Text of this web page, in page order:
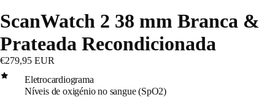
ScanWatch 2 38 mm Branca &
Prateada Recondicionada
€279,95 EUR
Eletrocardiograma
Níveis de oxigénio no sangue (SpO2)